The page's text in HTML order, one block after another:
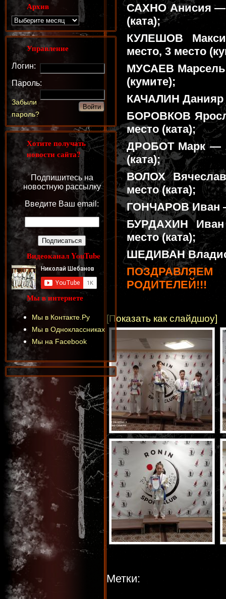
САХНО Анисия —
(ката);
КУЛЕШОВ
место, 3 место
МУСАЕВ Марсель
(кумите);
КАЧАЛИН Данияр
БОРОВКОВ
место (ката);
ДРОБОТ Марк —
(ката);
ВОЛОХ
место (ката);
ГОНЧАРОВ Иван
БУРДАХИН
место (ката);
ШЕДИВАН
РОДИТЕЛЕЙ!!!
[Показать как слайдшоу]
Метки:
Архив
Управление
Логин:
Пароль:
Забыли
пароль?
Хотите получать
новости сайта?
Подпишитесь на
новостную рассылку
Введите Ваш email:
Видеоканал YouTube
Мы в интернете
Мы в Контакте.Ру
Мы в Одноклассниках
Мы на Facebook